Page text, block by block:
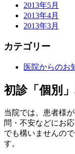
2013年5月
2013年4月
2013年3月
カテゴリー
医院からのお
初診「個別
当院では、患者様
問・不安などにお
でも構いませんの
す。